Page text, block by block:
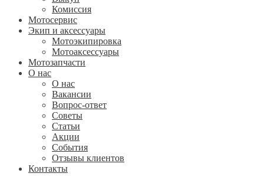
Комиссия
Мотосервис
Экип и аксессуары
Мотоэкипировка
Мотоаксессуары
Мотозапчасти
О нас
О нас
Вакансии
Вопрос-ответ
Советы
Статьи
Акции
События
Отзывы клиентов
Контакты